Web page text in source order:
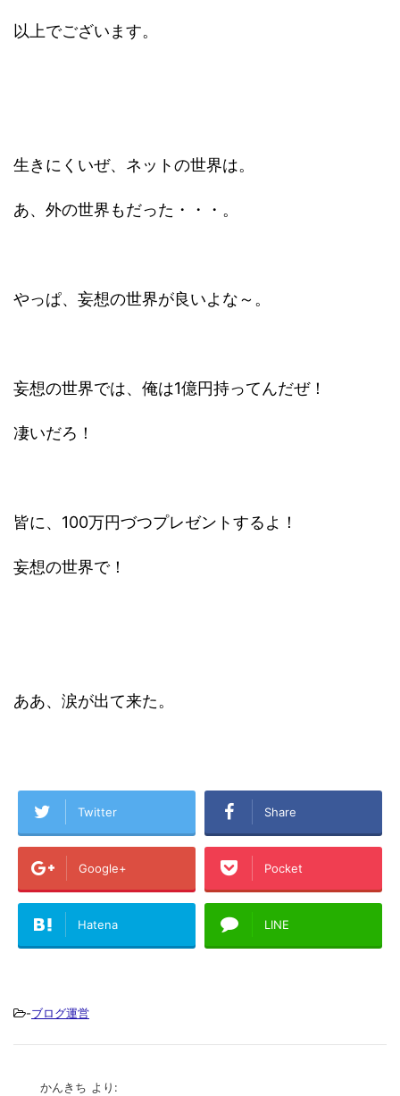
以上でございます。
生きにくいぜ、ネットの世界は。
あ、外の世界もだった・・・。
やっぱ、妄想の世界が良いよな～。
妄想の世界では、俺は1億円持ってんだぜ！
凄いだろ！
皆に、100万円づつプレゼントするよ！
妄想の世界で！
ああ、涙が出て来た。
Twitter Share
Google+ Pocket
Hatena LINE
-ブログ運営
かんきち より: